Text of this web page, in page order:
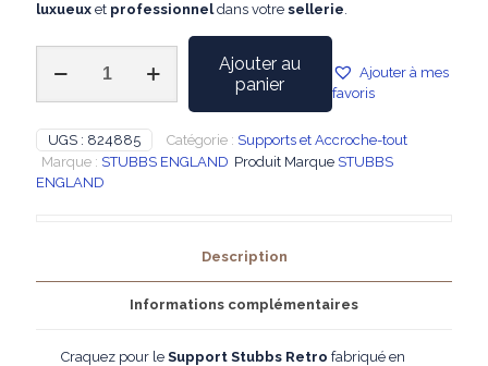
luxueux et professionneldans votre sellerie.
Support
Stubbs
Retro
Ajouter au
panier
Ajouter à mes
favoris
UGS : 824885 Catégorie : Supports et Accroche-tout
Marque : STUBBS ENGLAND Produit Marque STUBBS
ENGLAND
Description
Informations complémentaires
Craquez pour le Support Stubbs Retro fabriqué en